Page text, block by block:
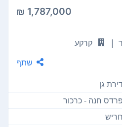
1,787,000 ₪
|
קרקע
שתף
גן
פרדס חנה - כרכור
חריש